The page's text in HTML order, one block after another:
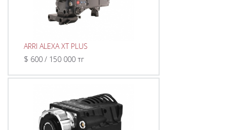
ARRI ALEXA XT PLUS
$ 600 / 150 000 тг